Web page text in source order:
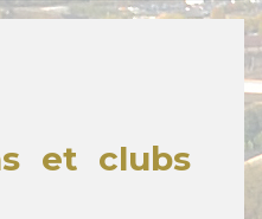
et clubs